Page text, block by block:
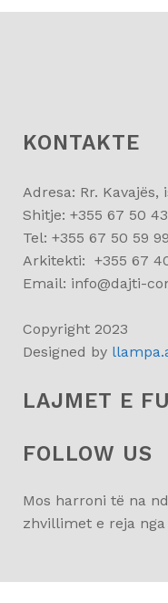
KONTAKTE
Adresa: Rr.
Shitje: +355 67 50
Tel: +355 67 50 59
Arkitekti: +355 67
Email: info@dajti-
Copyright 2023
Designed by
LAJMET E
FOLLOW US
Mos harroni të na
zhvillimet e reja nga